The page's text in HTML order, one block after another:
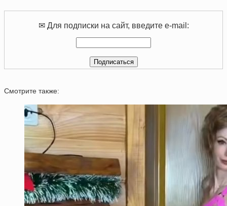
✉ Для подписки на сайт, введите e-mail:
Смотрите также: